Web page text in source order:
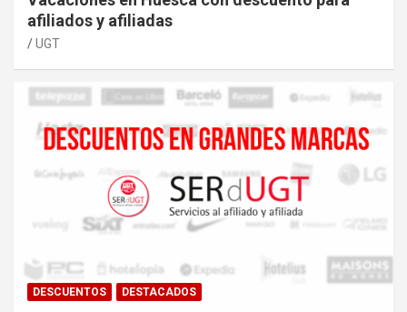
afiliados y afiliadas
UGT
DESCUENTOS DESTACADOS